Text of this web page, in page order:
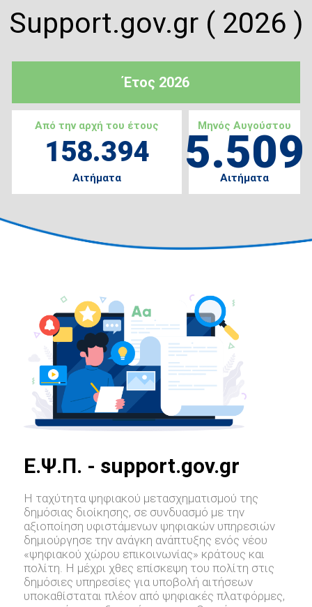
Έτος 2026
Από την αρχή του έτους
158.394
Αιτήματα
Μηνός Αυγούστου
5.509
Αιτήματα
Support.gov.gr ( 2026 )
E.Ψ.Π. - support.gov.gr
Η ταχύτητα ψηφιακού μετασχηματισμού της
δημόσιας διοίκησης, σε συνδυασμό με την
αξιοποίηση υφιστάμενων ψηφιακών υπηρεσιών
δημιούργησε την ανάγκη ανάπτυξης ενός νέου
«ψηφιακού χώρου επικοινωνίας» κράτους και
πολίτη. Η μέχρι χθες επίσκεψη του πολίτη στις
δημόσιες υπηρεσίες για υποβολή αιτήσεων
υποκαθίσταται πλέον από ψηφιακές πλατφόρμες,